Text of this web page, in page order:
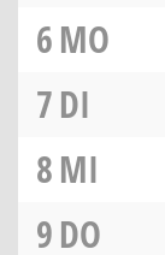
6MO
7DI
8MI
9DO